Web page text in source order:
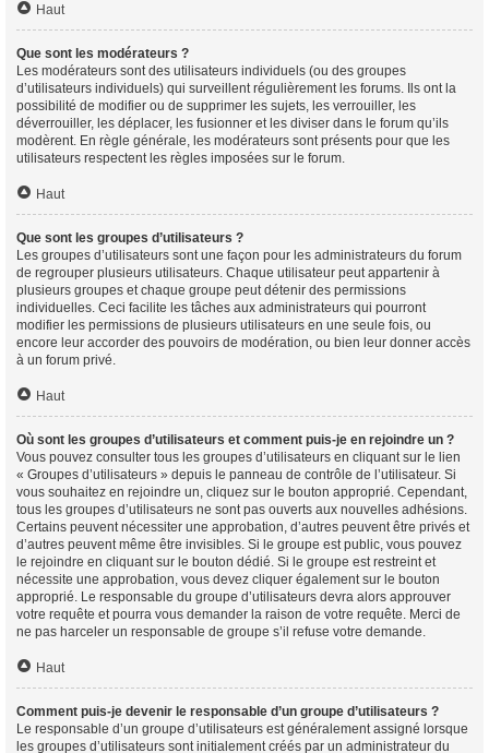
Haut
Que sont les modérateurs ?
Les modérateurs sont des utilisateurs individuels (ou des groupes
d’utilisateurs individuels) qui surveillent régulièrement les forums. Ils ont la
possibilité de modifier ou de supprimer les sujets, les verrouiller, les
déverrouiller, les déplacer, les fusionner et les diviser dans le forum qu’ils
modèrent. En règle générale, les modérateurs sont présents pour que les
utilisateurs respectent les règles imposées sur le forum.
Haut
Que sont les groupes d’utilisateurs ?
Les groupes d’utilisateurs sont une façon pour les administrateurs du forum
de regrouper plusieurs utilisateurs. Chaque utilisateur peut appartenir à
plusieurs groupes et chaque groupe peut détenir des permissions
individuelles. Ceci facilite les tâches aux administrateurs qui pourront
modifier les permissions de plusieurs utilisateurs en une seule fois, ou
encore leur accorder des pouvoirs de modération, ou bien leur donner accès
à un forum privé.
Haut
Où sont les groupes d’utilisateurs et comment puis-je en rejoindre un ?
Vous pouvez consulter tous les groupes d’utilisateurs en cliquant sur le lien
« Groupes d’utilisateurs » depuis le panneau de contrôle de l’utilisateur. Si
vous souhaitez en rejoindre un, cliquez sur le bouton approprié. Cependant,
tous les groupes d’utilisateurs ne sont pas ouverts aux nouvelles adhésions.
Certains peuvent nécessiter une approbation, d’autres peuvent être privés et
d’autres peuvent même être invisibles. Si le groupe est public, vous pouvez
le rejoindre en cliquant sur le bouton dédié. Si le groupe est restreint et
nécessite une approbation, vous devez cliquer également sur le bouton
approprié. Le responsable du groupe d’utilisateurs devra alors approuver
votre requête et pourra vous demander la raison de votre requête. Merci de
ne pas harceler un responsable de groupe s’il refuse votre demande.
Haut
Comment puis-je devenir le responsable d’un groupe d’utilisateurs ?
Le responsable d’un groupe d’utilisateurs est généralement assigné lorsque
les groupes d’utilisateurs sont initialement créés par un administrateur du